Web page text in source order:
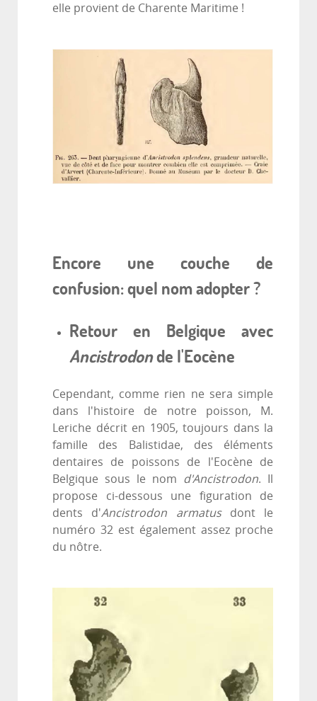
elle provient de Charente Maritime !
Encore une couche de
confusion: quel nom adopter ?
Retour en Belgique avec
Ancistrodonde l'Eocène
Cependant, comme rien ne sera simple
dans l'histoire de notre poisson, M.
Leriche décrit en 1905, toujours dans la
famille des Balistidae, des éléments
dentaires de poissons de l'Eocène de
Belgique sous le nom d'Ancistrodon. Il
propose ci-dessous une figuration de
dents d'Ancistrodon armatus dont le
numéro 32 est également assez proche
du nôtre.